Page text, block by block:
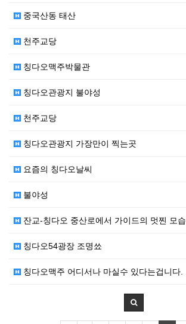
중국산동 태산
천주교당
칭다오맥주박물관
칭다오관광지 불야성
천주교당
칭다오관광지 가장만이 찍는곳
요즘의 칭다오날씨
불야성
잔교-칭다오 중산로에서 가이드의 멋찐 모습
칭다오54광장 조명쑈
칭다오맥주 어디서나 마실수 있다는겁니다.